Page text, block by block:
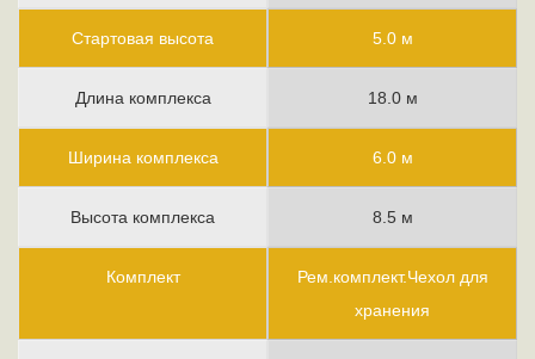
Стартовая высота
Длина комплекса
Ширина комплекса
Высота комплекса
Комплект
5.0 м
18.0 м
6.0 м
8.5 м
Рем.комплект.Чехол для
хранения